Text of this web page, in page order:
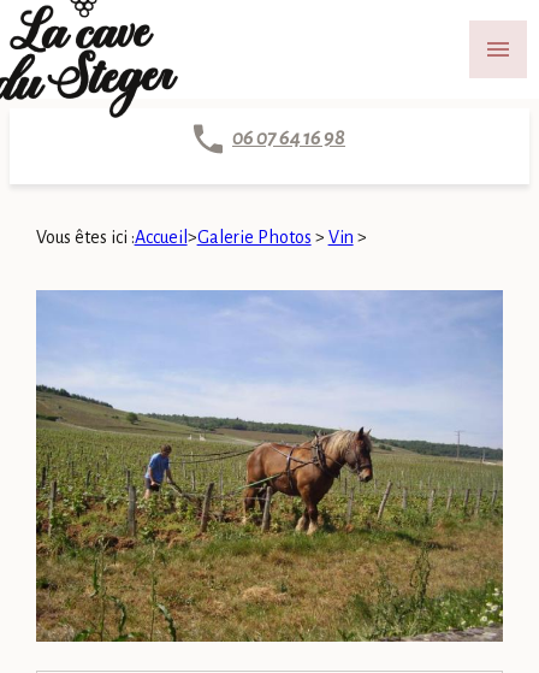
menu
06 07 64 16 98
Vous êtes ici :Accueil >Galerie Photos > Vin >
Panneau de gestion des cookies